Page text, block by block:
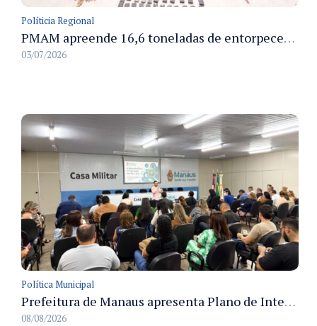
Políticia Regional
PMAM apreende 16,6 toneladas de entorpecentes e registra aumento nas prisões em flagrante e nas capturas de foragidos no primeiro semestre de 2026
03/07/2026
Política Municipal
Prefeitura de Manaus apresenta Plano de Integridade da CGM e qualifica servidores para governança e conformidade no biênio 2027-2028
08/08/2026